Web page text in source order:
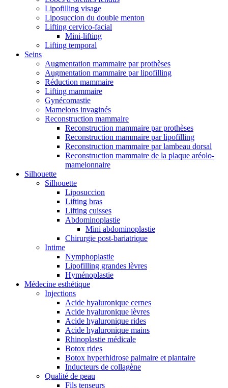
Lipofilling visage
Liposuccion du double menton
Lifting cervico-facial
Mini-lifting
Lifting temporal
Seins
Augmentation mammaire par prothèses
Augmentation mammaire par lipofilling
Réduction mammaire
Lifting mammaire
Gynécomastie
Mamelons invaginés
Reconstruction mammaire
Reconstruction mammaire par prothèses
Reconstruction mammaire par lipofilling
Reconstruction mammaire par lambeau dorsal
Reconstruction mammaire de la plaque aréolo-
mamelonnaire
Silhouette
Silhouette
Liposuccion
Lifting bras
Lifting cuisses
Abdominoplastie
Mini abdominoplastie
Chirurgie post-bariatrique
Intime
Nymphoplastie
Lipofilling grandes lèvres
Hyménoplastie
Médecine esthétique
Injections
Acide hyaluronique cernes
Acide hyaluronique lèvres
Acide hyaluronique rides
Acide hyaluronique mains
Rhinoplastie médicale
Botox rides
Botox hyperhidrose palmaire et plantaire
Inducteurs de collagène
Qualité de peau
Fils tenseurs